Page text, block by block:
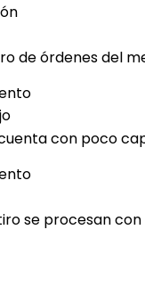
de órdenes del
con poco
se procesan con